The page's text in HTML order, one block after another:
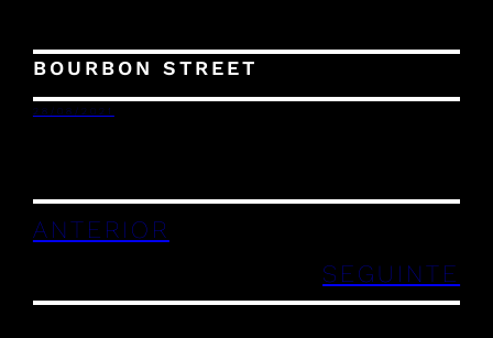
BOURBON STREET
28/08/2021
ANTERIOR
SEGUINTE